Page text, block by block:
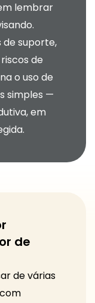
lembrar
de suporte,
de
o uso de
simples —
em
de
de várias